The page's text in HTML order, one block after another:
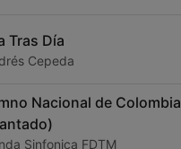
Tras Día
Cepeda
Nacional de Colombia
Sinfonica FDTM